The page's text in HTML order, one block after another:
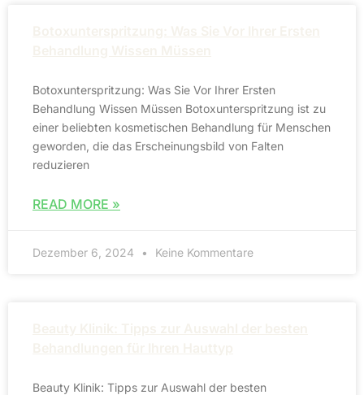
Botoxunterspritzung: Was Sie Vor Ihrer Ersten
Behandlung Wissen Müssen Botoxunterspritzung ist zu
einer beliebten kosmetischen Behandlung für Menschen
geworden, die das Erscheinungsbild von Falten
reduzieren
READ MORE »
Dezember 6, 2024 Keine Kommentare
Beauty Klinik: Tipps zur Auswahl der besten